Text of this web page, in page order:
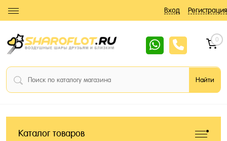
Вход Регистрация
0
Каталог товаров